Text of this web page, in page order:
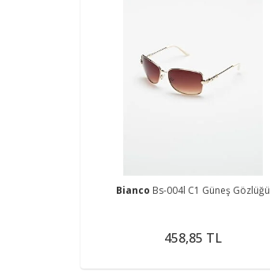
Bianco Bs-004l C1 Güneş Gözlüğü
458,85 TL